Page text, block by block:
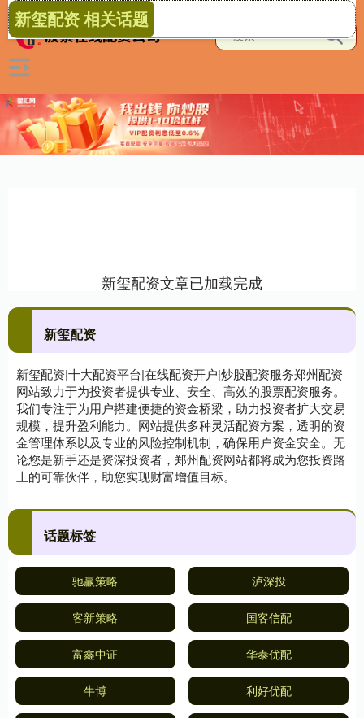
新玺配资 相关话题
新玺配资文章已加载完成
新玺配资
新玺配资|十大配资平台|在线配资开户|炒股配资服务郑州配资
网站致力于为投资者提供专业、安全、高效的股票配资服务。
我们专注于为用户搭建便捷的资金桥梁，助力投资者扩大交易
规模，提升盈利能力。网站提供多种灵活配资方案，透明的资
金管理体系以及专业的风险控制机制，确保用户资金安全。无
论您是新手还是资深投资者，郑州配资网站都将成为您投资路
上的可靠伙伴，助您实现财富增值目标。
话题标签
驰赢策略 泸深投
客新策略 国客信配
富鑫中证 华泰优配
牛博 利好优配